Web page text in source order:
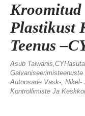
Kroomitud
Plastikust
Teenus
Asub
Autoosade Vask-, Nikel-
Kontrollimiste Ja